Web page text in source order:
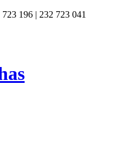
196 | 232 723 041